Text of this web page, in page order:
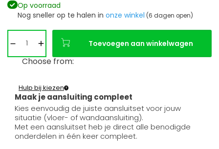
Op voorraad
Nog sneller op te halen in onze winkel (6 dagen open)
Toevoegen aan winkelwagen
Choose from:
Maak je aansluiting compleet
Hulp bij kiezen
Kies eenvoudig de juiste aansluitset voor jouw
situatie (vloer- of wandaansluiting).
Met een aansluitset heb je direct alle benodigde
onderdelen in één keer compleet.